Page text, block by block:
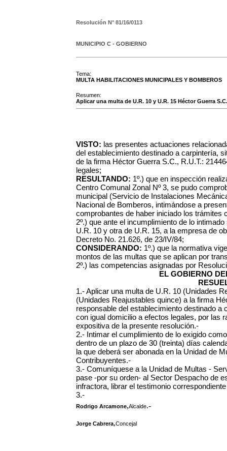
Resolución N° 81/16/0113
MUNICIPIO C - GOBIERNO
Tema:
MULTA HABILITACIONES MUNICIPALES Y BOMBEROS
Resumen:
Aplicar una multa de U.R. 10 y U.R. 15 Héctor Guerra
VISTO: las presentes actuaciones
del establecimiento destinado a carpintería,
de la firma Héctor Guerra S.C., R.U.T.:
legales;
RESULTANDO: 1º.) que en inspección
Centro Comunal Zonal Nº 3, se pudo
municipal (Servicio de Instalaciones
Nacional de Bomberos, intimándose a
comprobantes de haber iniciado los trámites
2º.) que ante el incumplimiento de lo
U.R. 10 y otra de U.R. 15, a la empresa de
Decreto No. 21.626, de 23/IV/84;
CONSIDERANDO: 1º.) que la normativa
montos de las multas que se aplican por
2º.) las competencias asignadas por
EL GOBIERNO
1.- Aplicar una multa de U.R. 10 (Unidades
(Unidades Reajustables quince) a la firma
responsable del establecimiento destinado a
con igual domicilio a efectos legales, por las
expositiva de la presente resolución.-
2.- Intimar el cumplimiento de lo exigido
dentro de un plazo de 30 (treinta) días
la que deberá ser abonada en la Unidad de
Contribuyentes.-
3.- Comuníquese a la Unidad de Multas -
pase -por su orden- al Sector Despacho de
infractora, librar el testimonio
3.-
Rodrigo Arcamone,Alcalde.-
Jorge Cabrera,Concejal